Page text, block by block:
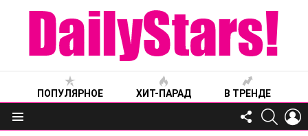
ПОПУЛЯРНОЕ ХИТ-ПАРАД В ТРЕНДЕ
Меню
FOLLOW
US